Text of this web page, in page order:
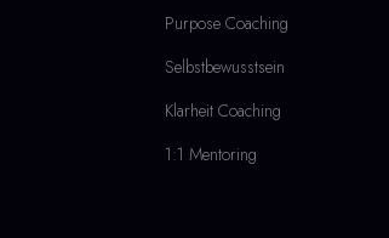
Purpose Coaching
Selbstbewusstsein
Klarheit Coaching
1:1 Mentoring